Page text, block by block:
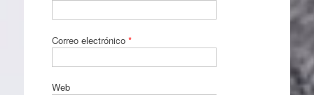
Correo electrónico *
Web